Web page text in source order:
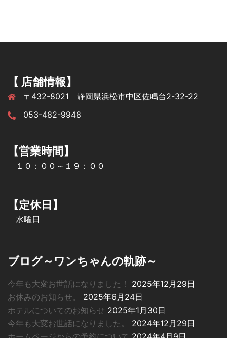
【 店舗情報】
〒432-8021 静岡県浜松市中区佐鳴台2-32-22
053-482-9948
【営業時間】
１０：００～１９：００
【定休日】
水曜日
ブログ～ワンちゃんの軌跡～
今年も大変お世話になりました！
2025年12月29日
お休みのお知らせ。
2025年6月24日
ホテルについてのお知らせ 2025年1月30日
今年も大変お世話になりました。
2024年12月29日